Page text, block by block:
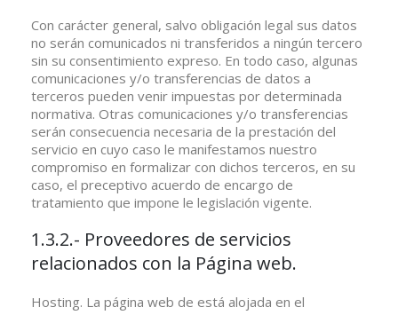
Con carácter general, salvo obligación legal sus datos
no serán comunicados ni transferidos a ningún tercero
sin su consentimiento expreso. En todo caso, algunas
comunicaciones y/o transferencias de datos a
terceros pueden venir impuestas por determinada
normativa. Otras comunicaciones y/o transferencias
serán consecuencia necesaria de la prestación del
servicio en cuyo caso le manifestamos nuestro
compromiso en formalizar con dichos terceros, en su
caso, el preceptivo acuerdo de encargo de
tratamiento que impone le legislación vigente.
1.3.2.- Proveedores de servicios
relacionados con la Página web.
Hosting. La página web de está alojada en el